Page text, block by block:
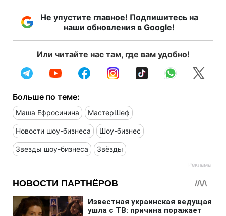
Не упустите главное! Подпишитесь на
наши обновления в Google!
Или читайте нас там, где вам удобно!
Больше по теме:
Маша Ефросинина МастерШеф
Новости шоу-бизнеса Шоу-бизнес
Звезды шоу-бизнеса Звёзды